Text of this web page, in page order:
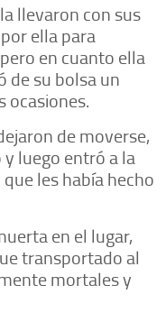
llevaron con sus
ella para
en cuanto ella
de su bolsa un
ocasiones.
de moverse,
luego entró a la
les había hecho
en el lugar,
transportado al
mortales y